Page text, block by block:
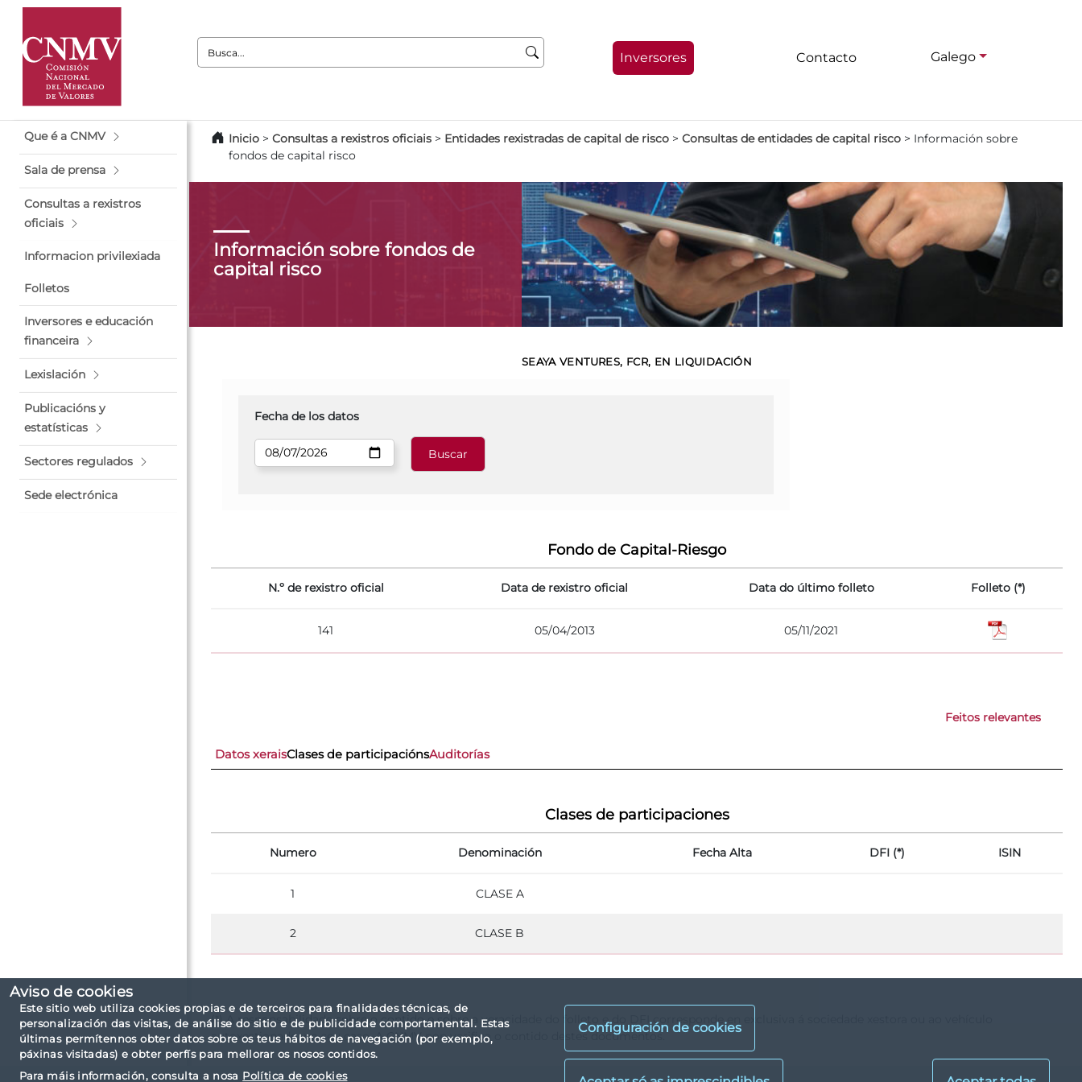
Aviso de cookies
Este sitio web utiliza cookies propias e de terceiros para finalidades técnicas, de
personalización das visitas, de análise do sitio e de publicidade comportamental. Estas
últimas permítennos obter datos sobre os teus hábitos de navegación (por exemplo,
páxinas visitadas) e obter perfís para mellorar os nosos contidos.
Para máis información, consulta a nosa Política de cookies
Configuración de cookies
Busca:
Inversores Contacto Galego
Que é a CNMV
Sala de prensa
Consultas a rexistros
oficiais
Informacion privilexiada
Folletos
Inversores e educación
financeira
Lexislación
Publicacións y
estatísticas
Sectores regulados
Sede electrónica
Inicio > Consultas a rexistros oficiais > Entidades rexistradas de capital de risco > Consultas de entidades de capital risco > Información sobre
fondos de capital risco
Información sobre fondos de
capital risco
SEAYA VENTURES, FCR, EN LIQUIDACIÓN
Fecha de los datos
Fondo de Capital-Riesgo
N.º de rexistro oficial Data de rexistro oficial Data do último folleto Folleto (*)
141 05/04/2013 05/11/2021
Feitos relevantes
Datos xeraisClases de participaciónsAuditorías
Clases de participaciones
Numero Denominación Fecha Alta DFI (*) ISIN
1 CLASE A
2 CLASE B
(*) A responsabilidade sobre o contido e sobre a veracidade do folleto e do DFI corresponde en exclusiva á sociedade xestora ou ao vehículo
autoxestionado, no seu caso. A CNMV non verifica o contido destes documentos.